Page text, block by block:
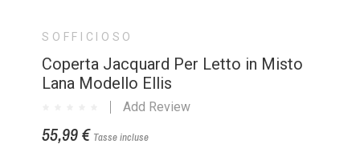
SOFFICIOSO
Coperta Jacquard Per Letto in Misto
Lana Modello Ellis
Add Review
55,99 € Tasse incluse